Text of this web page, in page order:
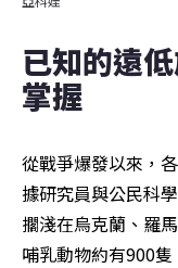
已知的遠
掌握
從戰爭爆發以來，
據研究員與公民科
擱淺在烏克蘭、羅
哺乳動物約有900